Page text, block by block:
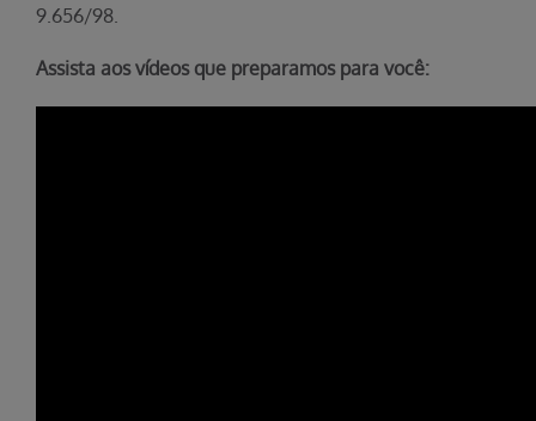
9.656/98.
Assista aos vídeos que preparamos para você: